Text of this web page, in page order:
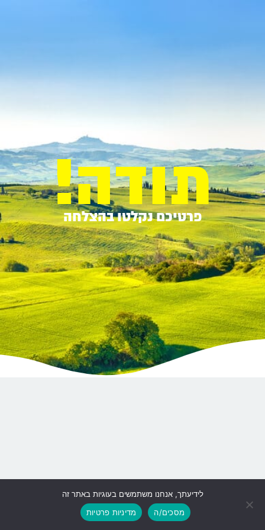
תודה!
פרטיכם נקלטו בהצלחה
גלילה
לראש
לידיעתך, אנחנו משתמשים בעוגיות באתר זה
מסכים/ה
מדיניות פרטיות